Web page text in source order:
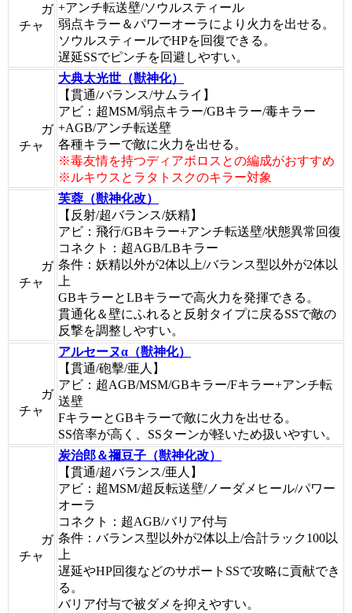
ガ
チャ
+アンチ転送壁/ソウルスティール
弱点キラー＆パワーオーラにより火力を出せる。
ソウルスティールでHPを回復できる。
遅延SSでピンチを回避しやすい。
ガ
チャ
大典太光世（獣神化）
【貫通/バランス/サムライ】
アビ：超MSM/弱点キラー/GBキラー/毒キラー
+AGB/アンチ転送壁
各種キラーで敵に火力を出せる。
※毒友情を持つディアボロスとの編成がおすすめ
※ルキウスとラタトスクのキラー対象
ガ
チャ
芙蓉（獣神化改）
【反射/超バランス/妖精】
アビ：飛行/GBキラー+アンチ転送壁/状態異常回復
コネクト：超AGB/LBキラー
条件：妖精以外が2体以上/バランス型以外が2体以
上
GBキラーとLBキラーで高火力を発揮できる。
貫通化＆壁にふれると反射タイプに戻るSSで敵の
反撃を調整しやすい。
ガ
チャ
アルセーヌα（獣神化）
【貫通/砲擊/亜人】
アビ：超AGB/MSM/GBキラー/Fキラー+アンチ転
送壁
FキラーとGBキラーで敵に火力を出せる。
SS倍率が高く、SSターンが軽いため扱いやすい。
ガ
チャ
炭治郎＆禰豆子（獣神化改）
【貫通/超バランス/亜人】
アビ：超MSM/超反転送壁/ノーダメヒール/パワー
オーラ
コネクト：超AGB/バリア付与
条件：バランス型以外が2体以上/合計ラック100以
上
遅延やHP回復などのサポートSSで攻略に貢献でき
る。
バリア付与で被ダメを抑えやすい。